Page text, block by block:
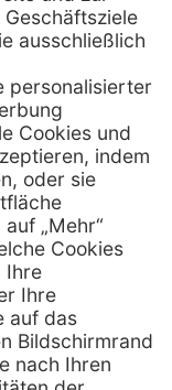
& Kritik
anmelden